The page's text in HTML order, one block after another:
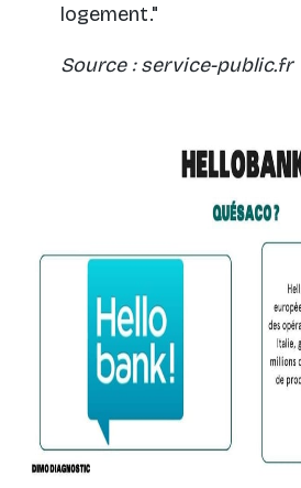
logement."
Source : service-public.fr